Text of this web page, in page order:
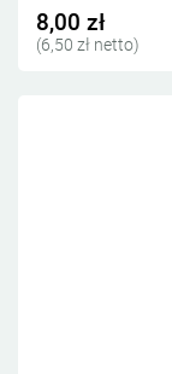
8,00 zł
(6,50 zł netto)